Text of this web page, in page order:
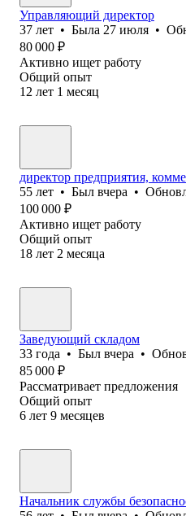
Управляющий директор
37 лет • Была 27 июля •
80 000 ₽
Активно ищет работу
Общий опыт
12 лет 1 месяц
директор предприятия,
55 лет • Был вчера •
100 000 ₽
Активно ищет работу
Общий опыт
18 лет 2 месяца
Заведующий складом
33 года • Был вчера •
85 000 ₽
Рассматривает предложения
Общий опыт
6 лет 9 месяцев
Начальник службы